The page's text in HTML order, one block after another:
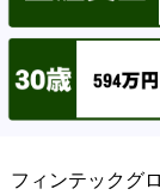
フィンテックグ